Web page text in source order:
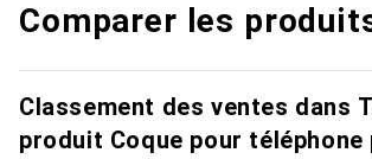
Comparer les
Classement des ventes dans
produit Coque pour